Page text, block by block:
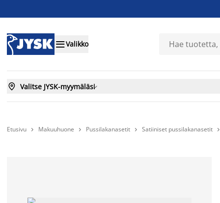
Valikko
 Valitse JYSK-myymäläsi
Etusivu  Makuuhuone  Pussilakanasetit  Satiiniset pussilakanasetit